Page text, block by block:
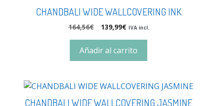
CHANDBALI WIDE WALLCOVERING INK
164,56€ 139,99€ IVA incl.
Añadir al carrito
CHANDBALI WIDE WALLCOVERING JASMINE